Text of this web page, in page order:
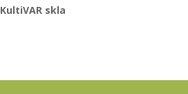
KultiVAR skla